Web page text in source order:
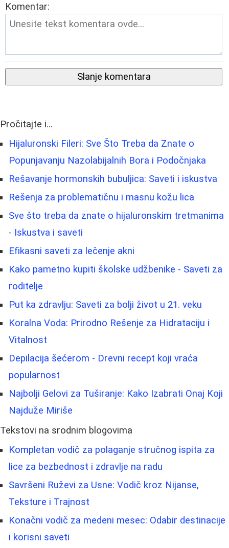
Komentar:
Slanje komentara
Pročitajte i...
Hijaluronski Fileri: Sve Što Treba da Znate o
Popunjavanju Nazolabijalnih Bora i Podočnjaka
Rešavanje hormonskih bubuljica: Saveti i iskustva
Rešenja za problematičnu i masnu kožu lica
Sve što treba da znate o hijaluronskim tretmanima
- Iskustva i saveti
Efikasni saveti za lečenje akni
Kako pametno kupiti školske udžbenike - Saveti za
roditelje
Put ka zdravlju: Saveti za bolji život u 21. veku
Koralna Voda: Prirodno Rešenje za Hidrataciju i
Vitalnost
Depilacija šećerom - Drevni recept koji vraća
popularnost
Najbolji Gelovi za Tuširanje: Kako Izabrati Onaj Koji
Najduže Miriše
Tekstovi na srodnim blogovima
Kompletan vodič za polaganje stručnog ispita za
lice za bezbednost i zdravlje na radu
Savršeni Ruževi za Usne: Vodič kroz Nijanse,
Teksture i Trajnost
Konačni vodič za medeni mesec: Odabir destinacije
i korisni saveti